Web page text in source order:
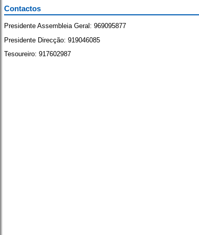
Contactos
Presidente Assembleia Geral: 969095877
Presidente Direcção: 919046085
Tesoureiro: 917602987